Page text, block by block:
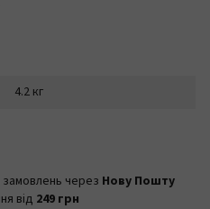
4.2 кг
замовлень через Нову Пошту
від 249 грн